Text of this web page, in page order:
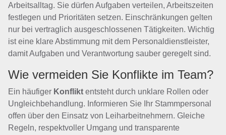
Arbeitsalltag. Sie dürfen Aufgaben verteilen, Arbeitszeiten
festlegen und Prioritäten setzen. Einschränkungen gelten
nur bei vertraglich ausgeschlossenen Tätigkeiten. Wichtig
ist eine klare Abstimmung mit dem Personaldienstleister,
damit Aufgaben und Verantwortung sauber geregelt sind.
Wie vermeiden Sie Konflikte im Team?
Ein häufiger Konflikt entsteht durch unklare Rollen oder
Ungleichbehandlung. Informieren Sie Ihr Stammpersonal
offen über den Einsatz von Leiharbeitnehmern. Gleiche
Regeln, respektvoller Umgang und transparente